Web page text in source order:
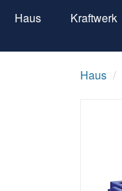
Haus Kraftwerk
Haus